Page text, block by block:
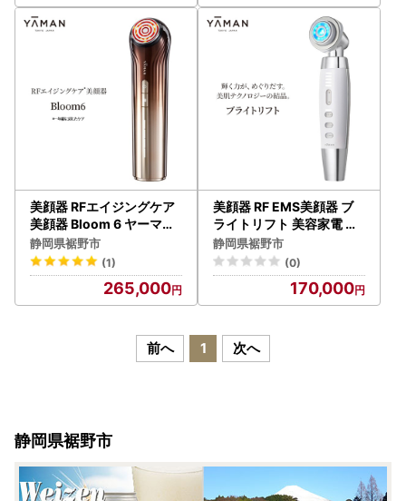
美顔器 RFエイジングケア
美顔器 Bloom 6 ヤーマン
美容家電 美容 家電 スキン
ケア
静岡県裾野市
(1)
265,000
美顔器 RF EMS美顔器 ブ
ライトリフト 美容家電 美
容 家電 多機能 スキンケア
静岡県裾野市
(0)
170,000
前へ 1 次へ
静岡県裾野市